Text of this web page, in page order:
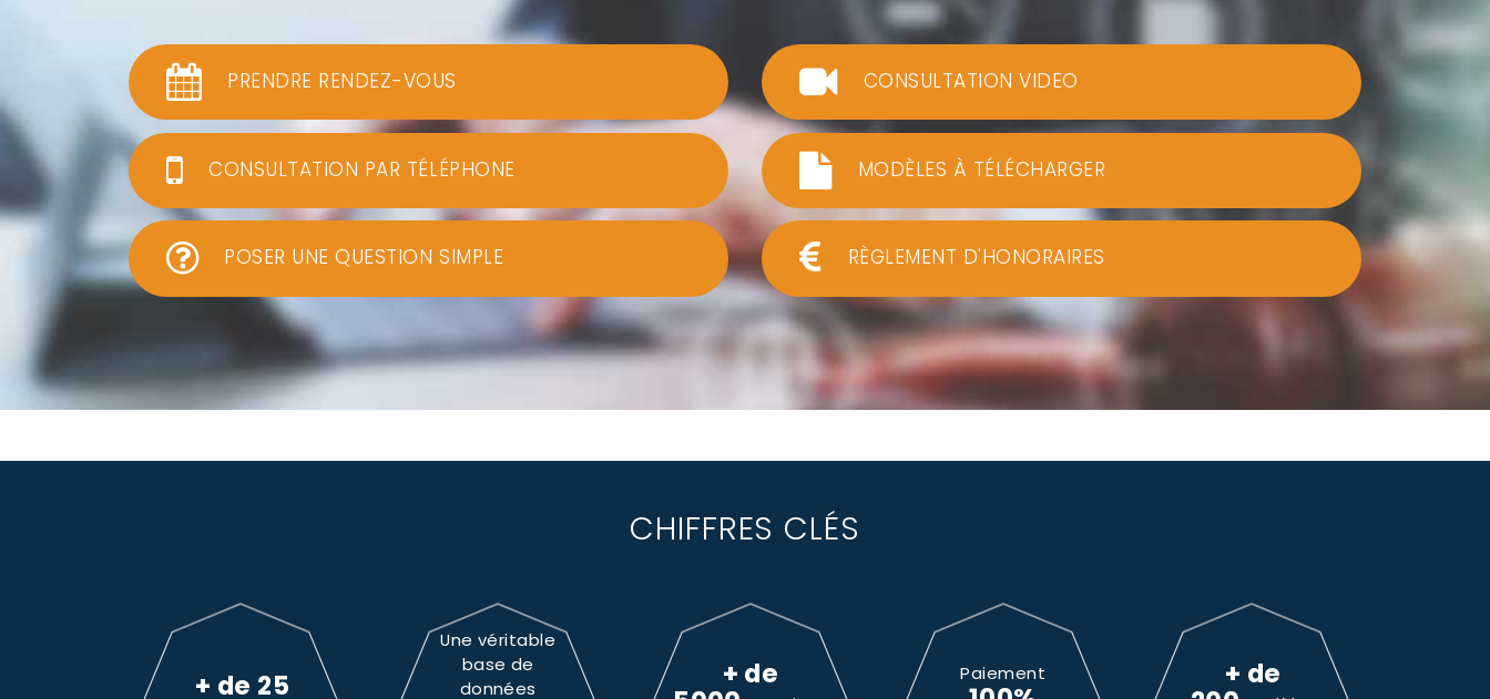
PRENDRE RENDEZ-VOUS
CONSULTATION PAR TÉLÉPHONE
POSER UNE QUESTION SIMPLE
CONSULTATION VIDEO
MODÈLES À TÉLÉCHARGER
RÈGLEMENT D'HONORAIRES
CHIFFRES CLÉS
+ de 25
Une véritable
base de
données
+ de Paiement + de